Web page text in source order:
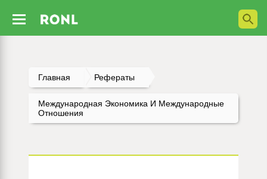
Главная Рефераты
Международная Экономика И Международные
Отношения